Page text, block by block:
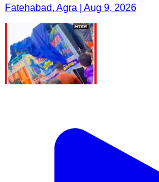
Fatehabad, Agra | Aug 9, 2026